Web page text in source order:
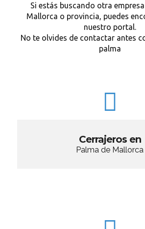
Si estás buscando otra
Mallorca o provincia, puedes
nuestro portal.
No te olvides de contactar antes
palma
Cerrajeros en
Palma de Mallorca